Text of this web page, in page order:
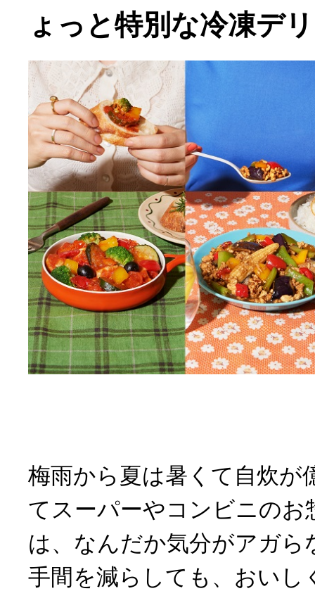
ょっと特別な冷凍デリ
梅雨から夏は暑くて自炊が
てスーパーやコンビニのお
は、なんだか気分がアガら
手間を減らしても、おいし